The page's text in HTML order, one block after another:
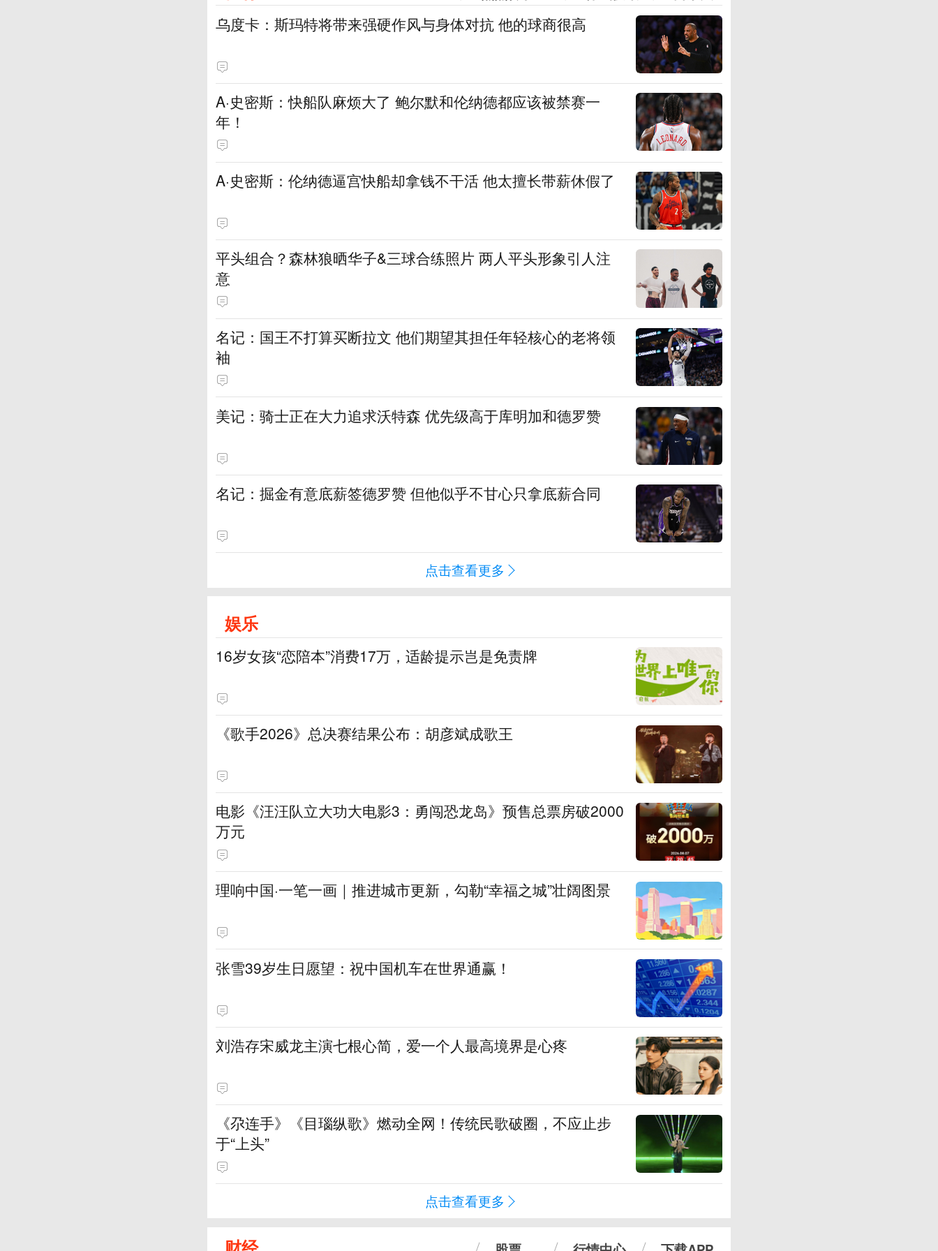
乌度卡：斯玛特将带来强硬作风与身体对抗 他的球商很高
A·史密斯：快船队麻烦大了 鲍尔默和伦纳德都应该被禁赛一
年！
A·史密斯：伦纳德逼宫快船却拿钱不干活 他太擅长带薪休假了
平头组合？森林狼晒华子&三球合练照片 两人平头形象引人注
意
名记：国王不打算买断拉文 他们期望其担任年轻核心的老将领
袖
美记：骑士正在大力追求沃特森 优先级高于库明加和德罗赞
名记：掘金有意底薪签德罗赞 但他似乎不甘心只拿底薪合同
点击查看更多
娱乐
16岁女孩“恋陪本”消费17万，适龄提示岂是免责牌
《歌手2026》总决赛结果公布：胡彦斌成歌王
电影《汪汪队立大功大电影3：勇闯恐龙岛》预售总票房破2000
万元
理响中国·一笔一画｜推进城市更新，勾勒“幸福之城”壮阔图景
张雪39岁生日愿望：祝中国机车在世界通赢！
刘浩存宋威龙主演七根心简，爱一个人最高境界是心疼
《尕连手》《目瑙纵歌》燃动全网！传统民歌破圈，不应止步
于“上头”
点击查看更多